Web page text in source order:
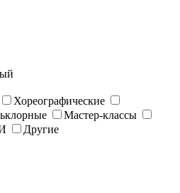
Хореографические
Мастер-классы
Другие